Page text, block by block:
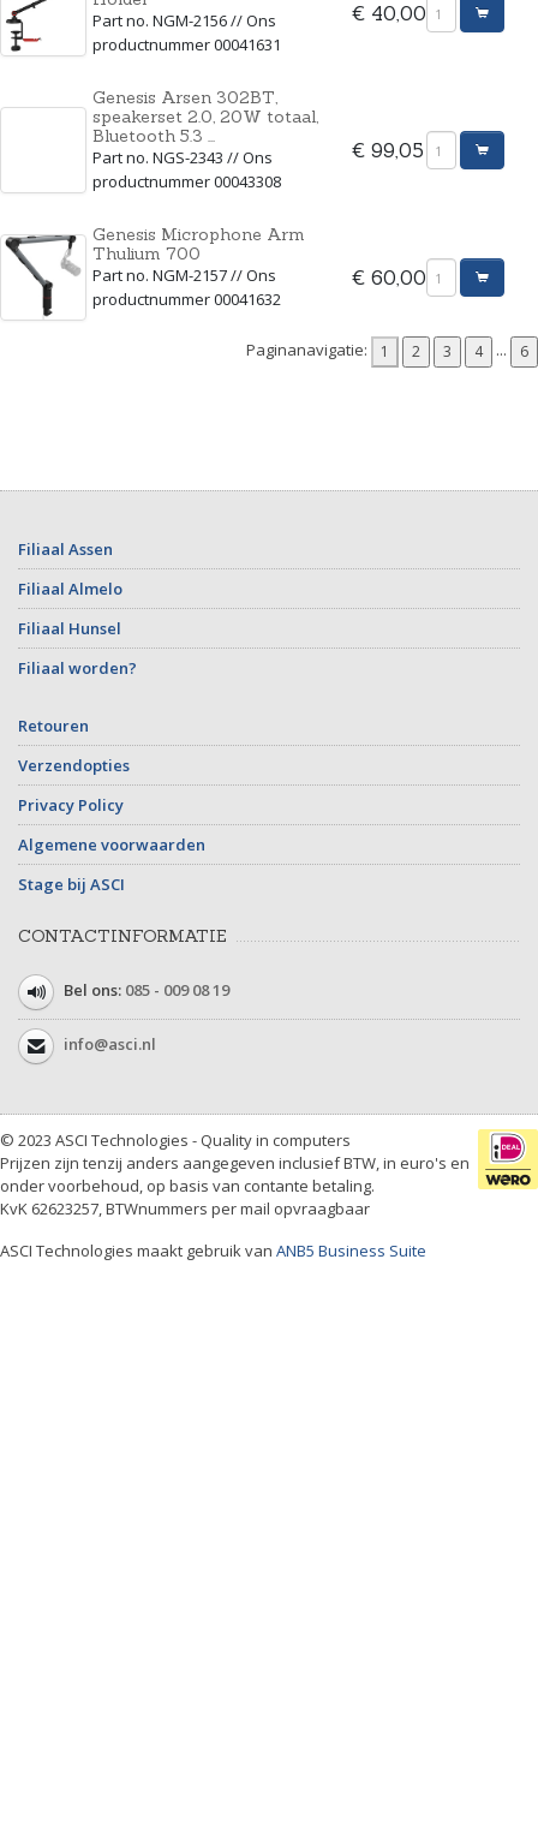
Part no. NGM-2156 // Ons
productnummer 00041631
€ 40,00
Genesis Arsen 302BT,
speakerset 2.0, 20W totaal,
Bluetooth 5.3 ...
Part no. NGS-2343 // Ons
productnummer 00043308
€ 99,05
Genesis Microphone Arm
Thulium 700
Part no. NGM-2157 // Ons
productnummer 00041632
€ 60,00
Paginanavigatie: ...
Filiaal Assen
Filiaal Almelo
Filiaal Hunsel
Filiaal worden?
Retouren
Verzendopties
Privacy Policy
Algemene voorwaarden
Stage bij ASCI
CONTACTINFORMATIE
Bel ons: 085 - 009 08 19
info@asci.nl
© 2023 ASCI Technologies - Quality in computers
Prijzen zijn tenzij anders aangegeven inclusief BTW, in euro's en
onder voorbehoud, op basis van contante betaling.
KvK 62623257, BTWnummers per mail opvraagbaar
ASCI Technologies maakt gebruik van ANB5 Business Suite